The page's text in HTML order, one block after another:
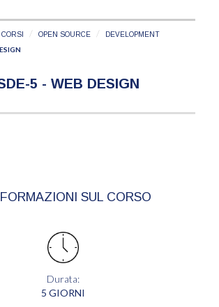
CORSI OPEN SOURCE DEVELOPMENT
5 - WEB DESIGN
SUL CORSO
Durata:
5 GIORNI